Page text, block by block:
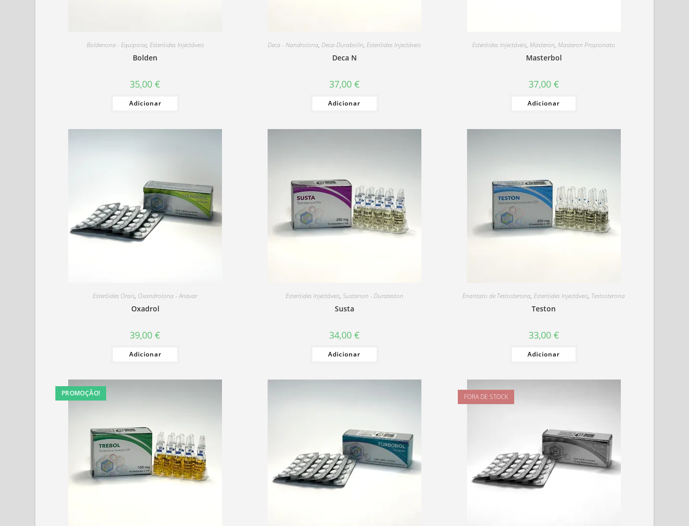
Boldenona - Equipoise, Esteróides Injectáveis
Bolden
35,00€
Adicionar
Deca - Nandrolona,Deca-Durabolin,Esteróides Injectáveis
Deca N
37,00 €
Adicionar
Esteróides Injectáveis, Masteron, Masteron Propionato
Masterbol
37,00 €
Adicionar
Esteróides Orais, Oxandrolona - Anavar
Oxadrol
39,00€
Adicionar
Esteróides Injectáveis, Sustanon - Durateston
Susta
34,00 €
Adicionar
Enantato de Testosterona,Esteróides Injectáveis, Testosterona
Teston
33,00 €
Adicionar
PROMOÇÃO! FORA DE STOCK